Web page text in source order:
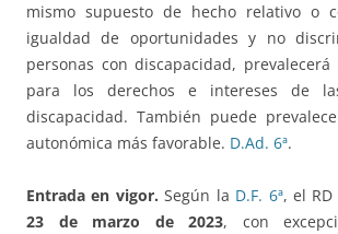
mismo supuesto de hecho relativo o
igualdad de oportunidades y no
personas con discapacidad,
para los derechos e intereses de
discapacidad. También puede
autonómica más favorable. D.Ad. 6ª.
Entrada en vigor. Según la D.F. 6ª, el
23 de marzo de 2023, con